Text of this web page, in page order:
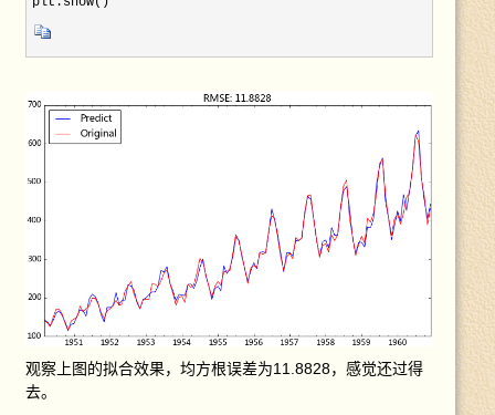
观察上图的拟合效果，均方根误差为11.8828，感觉还过得
去。